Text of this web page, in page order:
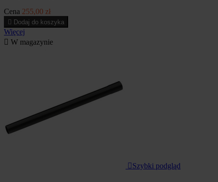
Cena 255,00 zł
 Dodaj do koszyka
Więcej
 W magazynie
 Szybki podgląd